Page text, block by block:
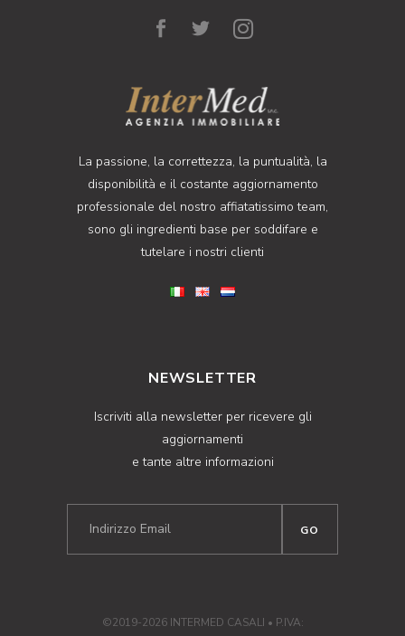
La passione, la correttezza, la puntualità, la
disponibilità e il costante aggiornamento
professionale del nostro affiatatissimo team,
sono gli ingredienti base per soddifare e
tutelare i nostri clienti
NEWSLETTER
Iscriviti alla newsletter per ricevere gli
aggiornamenti
e tante altre informazioni
©2019-2026 INTERMED CASALI • P.IVA: